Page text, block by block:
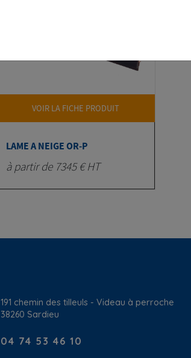
VOIR LA FICHE PRODUIT
LAME A NEIGE OR-P
à partir de 7345 € HT
191 chemin des tilleuls - Videau à perroche
38260 Sardieu
04 74 53 46 10